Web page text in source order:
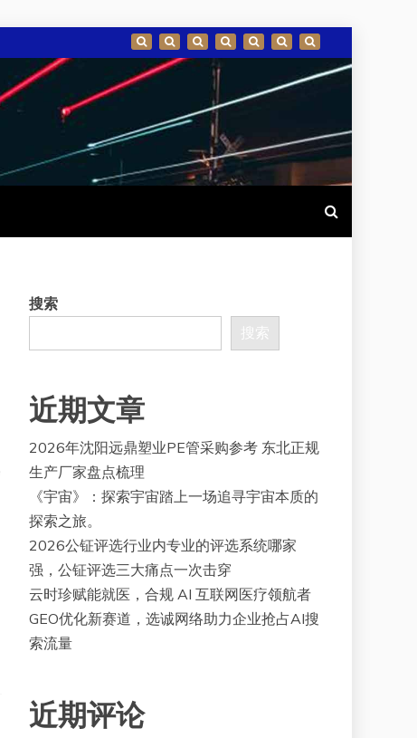
搜索
搜索
近期文章
2026年沈阳远鼎塑业PE管采购参考 东北正规
生产厂家盘点梳理
《宇宙》：探索宇宙踏上一场追寻宇宙本质的
探索之旅。
2026公钲评选行业内专业的评选系统哪家
强，公钲评选三大痛点一次击穿
云时珍赋能就医，合规 AI 互联网医疗领航者
GEO优化新赛道，选诚网络助力企业抢占AI搜
索流量
近期评论